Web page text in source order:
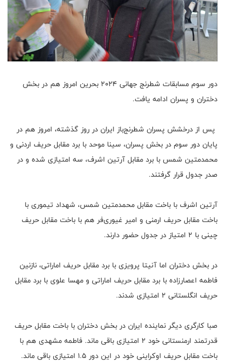
دور سوم مسابقات شطرنج ‌جهانی 2024 بحرین امروز هم در بخش
دختران و پسران ادامه یافت.
پس از درخشش پسران شطرنج‌باز ایران در روز گذشته، امروز هم در
پایان دور سوم در بخش پسران، سینا موحد با برد مقابل حریف اردنی و
محمد‌متین شمس با برد مقابل آرتین اشرف، سه امتیازی شده و در
صدر جدول قرار گرفتند.
آرتین اشرف با باخت مقابل محمدمتین شمس، ‌شهداد تیموری با
باخت مقابل حریف ارمنی و امیر غیوری‌فر هم با باخت مقابل حریف
چینی ‌با ۲ امتیاز در جدول حضور دارند.
در بخش دختران اما آنیتا پرویزی با برد مقابل حریف اماراتی، نازنین
فاطمه اعصارزاده با برد مقابل حریف اماراتی ‌و مهسا علوی با برد مقابل
حریف انگلستانی ۲ امتیازی شدند.
صبا کارگری دیگر نماینده ایران در بخش دختران با باخت مقابل حریف
قدرتمند ارمنستانی خود ۲ امتیازی باقی ماند. فاطمه مشهدی هم با
باخت مقابل حریف اوکراینی خود در این دور ۱.۵ امتیازی باقی ماند.